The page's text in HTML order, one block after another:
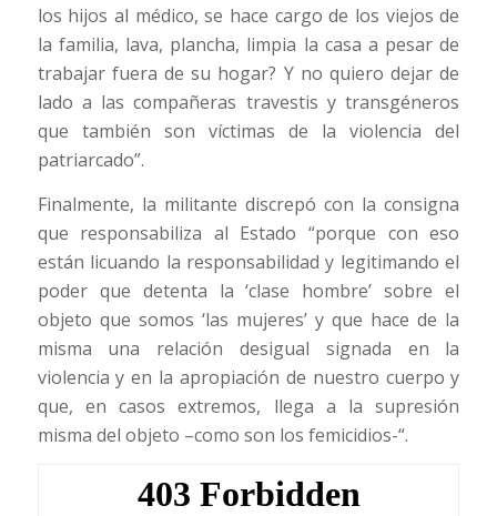
los hijos al médico, se hace cargo de los viejos de
la familia, lava, plancha, limpia la casa a pesar de
trabajar fuera de su hogar? Y no quiero dejar de
lado a las compañeras travestis y transgéneros
que también son víctimas de la violencia del
patriarcado”.
Finalmente, la militante discrepó con la consigna
que responsabiliza al Estado “porque con eso
están licuando la responsabilidad y legitimando el
poder que detenta la ‘clase hombre’ sobre el
objeto que somos ‘las mujeres’ y que hace de la
misma una relación desigual signada en la
violencia y en la apropiación de nuestro cuerpo y
que, en casos extremos, llega a la supresión
misma del objeto –como son los femicidios-“.